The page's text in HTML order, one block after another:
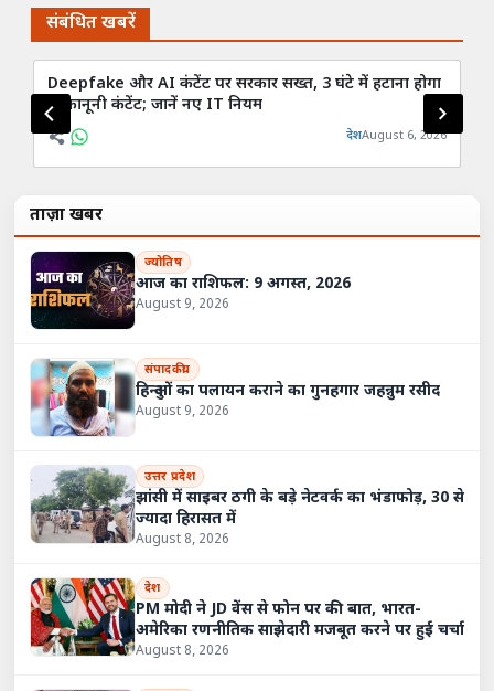
संबंधित खबरें
Deepfake और AI कंटेंट पर सरकार सख्त, 3 घंटे में हटाना होगा
गैरकानूनी कंटेंट; जानें नए IT नियम
देशAugust 6, 2026
ताज़ा खबरें
ज्योतिष
आज का राशिफल: 9 अगस्त, 2026
August 9, 2026
संपादकीय
हिन्दुओं का पलायन कराने का गुनहगार जहन्नुम रसीद
August 9, 2026
उत्तर प्रदेश
झांसी में साइबर ठगी के बड़े नेटवर्क का भंडाफोड़, 30 से
ज्यादा हिरासत में
August 8, 2026
देश
PM मोदी ने JD वेंस से फोन पर की बात, भारत-
अमेरिका रणनीतिक साझेदारी मजबूत करने पर हुई चर्चा
August 8, 2026